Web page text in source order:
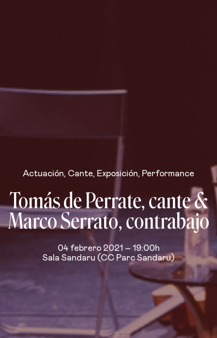
Actuación, Cante, Exposición, Performance
Tomás de Perrate, cante &
Marco Serrato, contrabajo
04 febrero 2021 – 19:00h
Sala Sandaru (CC Parc Sandaru)